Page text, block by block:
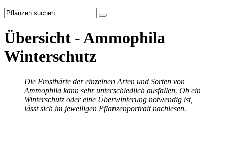
Übersicht - Ammophila
Winterschutz
Die Frosthärte der einzelnen Arten und Sorten von
Ammophila kann sehr unterschiedlich ausfallen. Ob ein
Winterschutz oder eine Überwinterung notwendig ist,
lässt sich im jeweiligen Pflanzenportrait nachlesen.